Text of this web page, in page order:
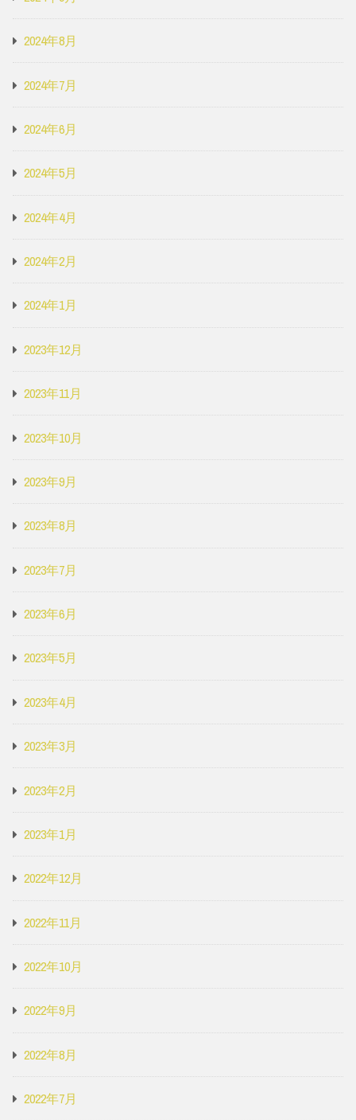
2024年8月
2024年7月
2024年6月
2024年5月
2024年4月
2024年2月
2024年1月
2023年12月
2023年11月
2023年10月
2023年9月
2023年8月
2023年7月
2023年6月
2023年5月
2023年4月
2023年3月
2023年2月
2023年1月
2022年12月
2022年11月
2022年10月
2022年9月
2022年8月
2022年7月